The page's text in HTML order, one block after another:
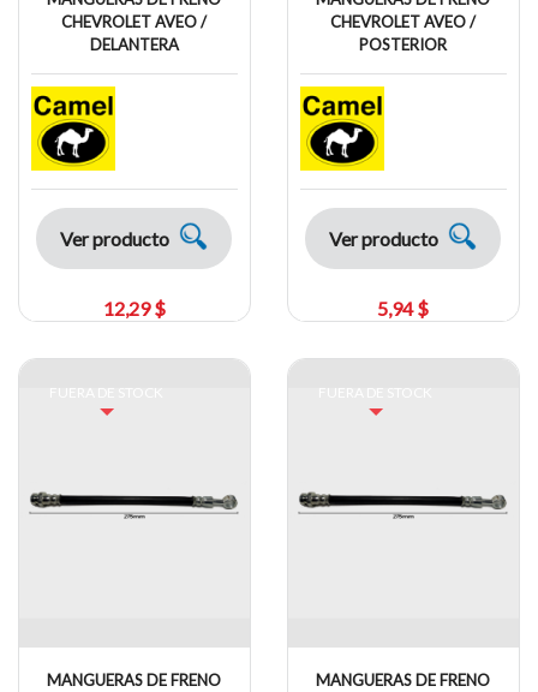
CHEVROLET AVEO /
DELANTERA
Ver producto
12,29 $
CHEVROLET AVEO /
POSTERIOR
Ver producto
5,94 $
MANGUERAS DE FRENO
FUERA DE STOCK
MANGUERAS DE FRENO
FUERA DE STOCK